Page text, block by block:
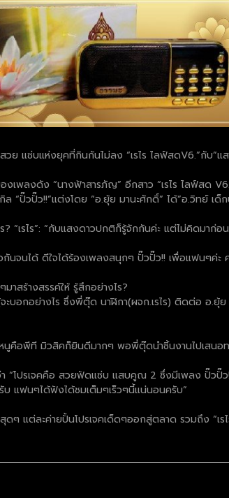
ย แซ่บแห่งยุคที่กินกันไม่ลง “เรไร ไลฟ์สดV6.”กับ”แ
องเพลงดัง “นางฟ้าสารภัญ” อีกสาว “เรไร ไลฟ์สด
ล “ปั๊วปั๊ว!!”แต่งโดย “อ.ยุ้ย มานะศักดิ์” ได้”อ.วิทย์ เด็
? “เรไร”: “กับแสงดาวปกติก็รู้จักกันค่ะ แต่ไม่คิดมาก่
กันจนได้ ดีใจได้ร้องเพลงสนุกๆ ปั๊วปั๊ว!! เพื่อแฟนๆค่ะ
าสร้างสรรค์ให้ รู้สึกอย่างไร?
รู้จะบอกอย่างไร ซึ่งพี่ตุ๊ด นาฬิกา(ผจก.เรไร) ติดต่อ อ
คือพีที มิวสิคก็ยินดีมากๆ พอพี่ตุ๊ดนำชิ้นงานไปเสนอท
“โปรเจคคือ สวยฟัดแซ่บ แสบคูณ 2 ซึ่งมีเพลง ปั๊วปั๊ว
บ แฟนๆได้ฟังได้ชมเต็มๆเร็วๆนี้แน่นอนครับ”
แต่ละค่ายปั้นโปรเจคเด็ดๆออกสู่ตลาด รวมถึง “เ